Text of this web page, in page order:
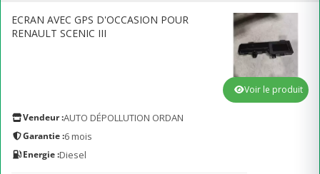
ECRAN AVEC GPS D'OCCASION POUR
RENAULT SCENIC III
Vendeur :AUTO DÉPOLLUTION ORDAN
Garantie :6 mois
Energie :Diesel
Voir le produit